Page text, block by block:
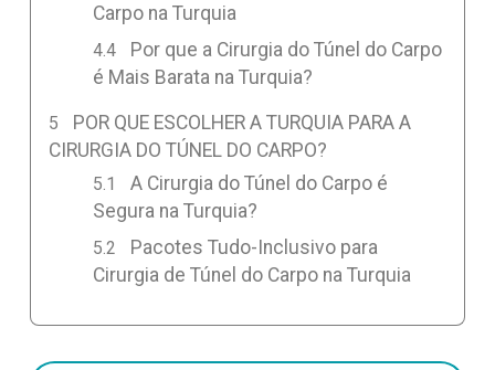
Carpo na Turquia
Por que a Cirurgia do Túnel do Carpo
é Mais Barata na Turquia?
POR QUE ESCOLHER A TURQUIA PARA A
CIRURGIA DO TÚNEL DO CARPO?
A Cirurgia do Túnel do Carpo é
Segura na Turquia?
Pacotes Tudo-Inclusivo para
Cirurgia de Túnel do Carpo na Turquia